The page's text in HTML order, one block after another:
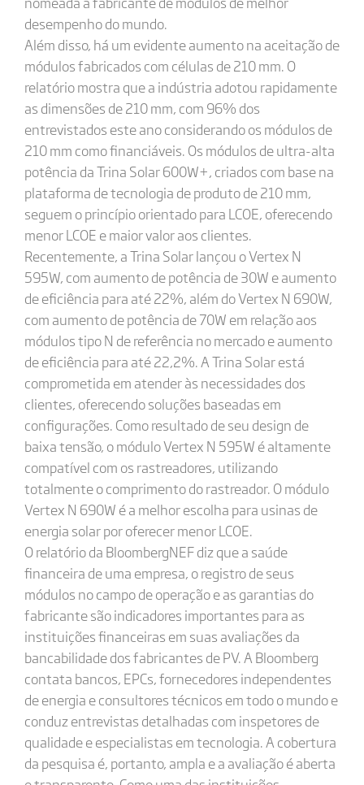
desempenho do mundo.
Além disso, há um evidente aumento na aceitação de
módulos fabricados com células de 210 mm. O
relatório mostra que a indústria adotou rapidamente
as dimensões de 210 mm, com 96% dos
entrevistados este ano considerando os módulos de
210 mm como financiáveis. Os módulos de ultra-alta
potência da Trina Solar 600W+, criados com base na
plataforma de tecnologia de produto de 210 mm,
seguem o princípio orientado para LCOE, oferecendo
menor LCOE e maior valor aos clientes.
Recentemente, a Trina Solar lançou o Vertex N
595W, com aumento de potência de 30W e aumento
de eficiência para até 22%, além do Vertex N 690W,
com aumento de potência de 70W em relação aos
módulos tipo N de referência no mercado e aumento
de eficiência para até 22,2%. A Trina Solar está
comprometida em atender às necessidades dos
clientes, oferecendo soluções baseadas em
configurações. Como resultado de seu design de
baixa tensão, o módulo Vertex N 595W é altamente
compatível com os rastreadores, utilizando
totalmente o comprimento do rastreador. O módulo
Vertex N 690W é a melhor escolha para usinas de
energia solar por oferecer menor LCOE.
O relatório da BloombergNEF diz que a saúde
financeira de uma empresa, o registro de seus
módulos no campo de operação e as garantias do
fabricante são indicadores importantes para as
instituições financeiras em suas avaliações da
bancabilidade dos fabricantes de PV. A Bloomberg
contata bancos, EPCs, fornecedores independentes
de energia e consultores técnicos em todo o mundo e
conduz entrevistas detalhadas com inspetores de
qualidade e especialistas em tecnologia. A cobertura
da pesquisa é, portanto, ampla e a avaliação é aberta